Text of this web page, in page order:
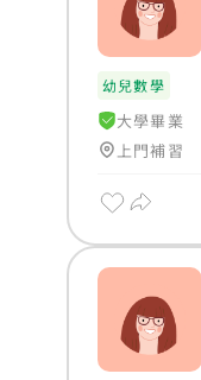
幼兒數學
大學畢業
上門補習